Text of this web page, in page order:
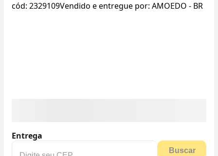
cód: 2329109Vendido e entregue por: AMOEDO - BR
Entrega
Buscar